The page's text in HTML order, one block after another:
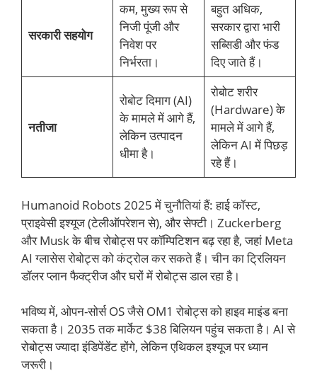
सरकारी सहयोग
कम, मुख्य रूप से
निजी पूंजी और
निवेश पर
निर्भरता।
बहुत अधिक,
सरकार द्वारा भारी
सब्सिडी और फंड
दिए जाते हैं।
नतीजा
रोबोट दिमाग (AI)
के मामले में आगे हैं,
लेकिन उत्पादन
धीमा है।
रोबोट शरीर
(Hardware) के
मामले में आगे हैं,
लेकिन AI में पिछड़
रहे हैं।
Humanoid Robots 2025 में चुनौतियां हैं: हाई कॉस्ट,
प्राइवेसी इश्यूज (टेलीऑपरेशन से), और सेफ्टी। Zuckerberg
और Musk के बीच रोबोट्स पर कॉम्पिटिशन बढ़ रहा है, जहां Meta
AI ग्लासेस रोबोट्स को कंट्रोल कर सकते हैं। चीन का ट्रिलियन
डॉलर प्लान फैक्ट्रीज और घरों में रोबोट्स डाल रहा है।
भविष्य में, ओपन-सोर्स OS जैसे OM1 रोबोट्स को हाइव माइंड बना
सकता है। 2035 तक मार्केट $38 बिलियन पहुंच सकता है। AI से
रोबोट्स ज्यादा इंडिपेंडेंट होंगे, लेकिन एथिकल इश्यूज पर ध्यान
जरूरी।